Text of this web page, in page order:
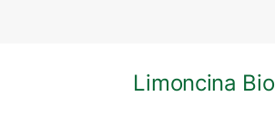
Limoncina Bio